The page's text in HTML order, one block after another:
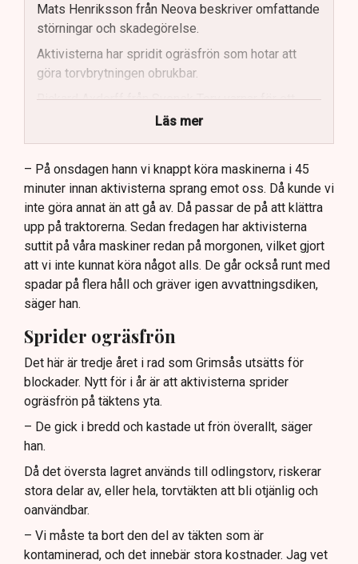
Mats Henriksson från Neova beskriver omfattande
störningar och skadegörelse.
Aktivisterna har spridit ogräsfrön som hotar att
göra torvbrytningen obrukbar.
Rickard Axdorff från Svensk Torv varnar för ett
stort ekonomiskt sabotage.
Dialogpolisen på plats står maktlös inför
aktivisternas handlingar.
Frågor kvarstår om finansiering av illegal aktivism.
Läs mer
– På onsdagen hann vi knappt köra maskinerna i 45
minuter innan aktivisterna sprang emot oss. Då kunde vi
inte göra annat än att gå av. Då passar de på att klättra
upp på traktorerna. Sedan fredagen har aktivisterna
suttit på våra maskiner redan på morgonen, vilket gjort
att vi inte kunnat köra något alls. De går också runt med
spadar på flera håll och gräver igen avvattningsdiken,
säger han.
Sprider ogräsfrön
Det här är tredje året i rad som Grimsås utsätts för
blockader. Nytt för i år är att aktivisterna sprider
ogräsfrön på täktens yta.
– De gick i bredd och kastade ut frön överallt, säger
han.
Då det översta lagret används till odlingstorv, riskerar
stora delar av, eller hela, torvtäkten att bli otjänlig och
oanvändbar.
– Vi måste ta bort den del av täkten som är
kontaminerad, och det innebär stora kostnader. Jag vet